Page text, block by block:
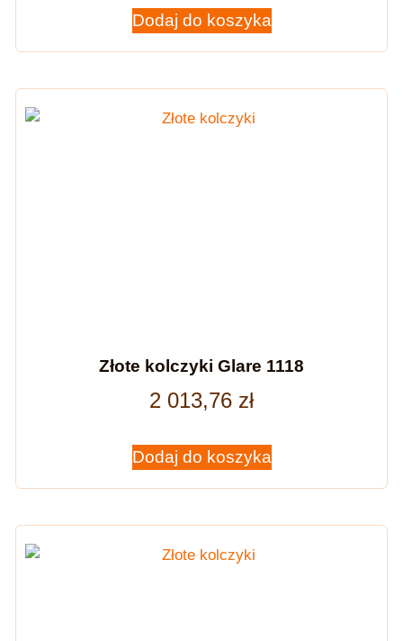
Dodaj do koszyka
Złote kolczyki Glare 1118
2 013,76 zł
Dodaj do koszyka